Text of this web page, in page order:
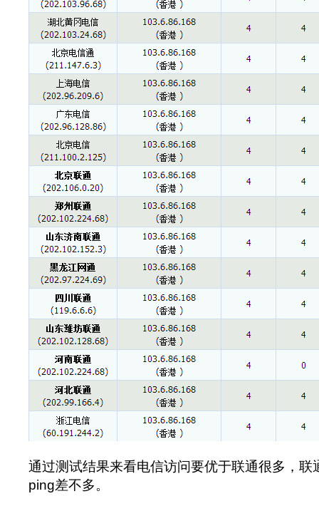
通过测试结果来看电信访问要优于联通很多，
ping差不多。